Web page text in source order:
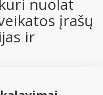
nuolat
įrašų
ir